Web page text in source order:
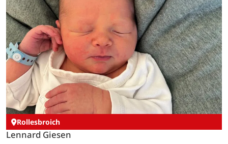
Rollesbroich
Lennard Giesen